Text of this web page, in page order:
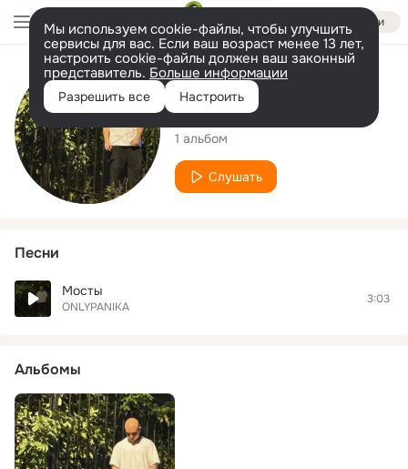
Войти
Мы используем cookie-файлы, чтобы улучшить
сервисы для вас. Если ваш возраст менее 13 лет,
настроить cookie-файлы должен ваш законный
представитель. Больше информации
Разрешить все Настроить
Исполнитель
ONLYPANIKA
1 альбом
Слушать
Песни
Мосты
ONLYPANIKA
3:03
Альбомы